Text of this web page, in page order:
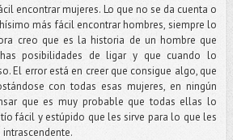
encontrar mujeres. Lo que no se da cuenta o
más fácil encontrar hombres, siempre lo
creo que es la historia de un hombre que
posibilidades de ligar y que cuando lo
El error está en creer que consigue algo, que
con todas esas mujeres, en ningún
que es muy probable que todas ellas lo
fácil y estúpido que les sirve para lo que les